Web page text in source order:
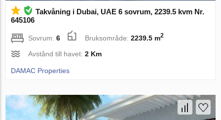
Takvåning i Dubai, UAE 6 sovrum, 2239.5 kvm Nr.
645106
Sovrum:6 Bruksområde:2239.5 m2
Avstånd till havet:2 Km
DAMAC Properties